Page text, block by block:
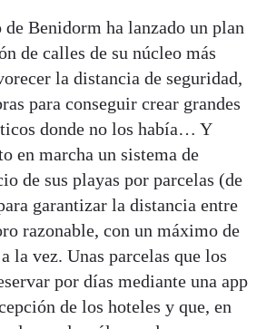
Benidorm ha lanzado un plan
de calles de su núcleo más
la distancia de seguridad,
para conseguir crear grandes
donde no los había… Y
en marcha un sistema de
de sus playas por parcelas (de
garantizar la distancia entre
razonable, con un máximo de
la vez. Unas parcelas que los
por días mediante una app
de los hoteles y que, en